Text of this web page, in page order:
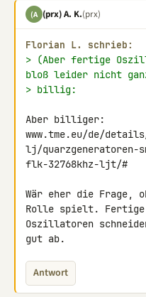
(A (prx) A. K.(prx)
Florian L. schrieb:
> (Aber fertige
bloß leider nicht
> billig:
Aber billiger:
www.tme.eu/de/
lj/quarzgeneratoren-
flk-32768khz-ljt/#
Wär eher die Frage,
Rolle spielt. Fertige
Oszillatoren
gut ab.
Antwort